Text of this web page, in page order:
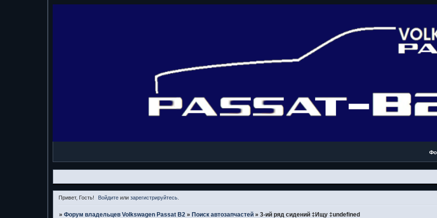
Привет, Гость! Войдите илизарегистрируйтесь.
» Форум владельцев Volkswagen Passat B2 » Поиск автозапчастей » 3-ий ряд сидений ‡Ищу ‡undefined